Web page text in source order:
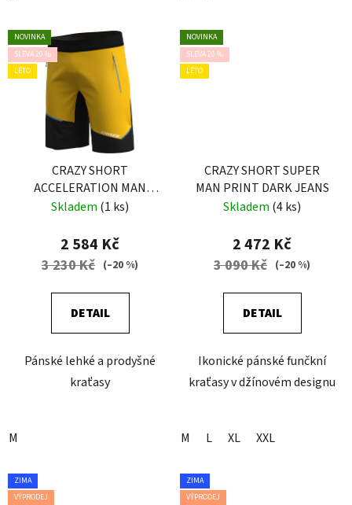
NOVINKA
SLEVA 20 %
LÉTO
CRAZY SHORT
ACCELERATION MAN
SULPHUR
Skladem (1 ks)
2 584 Kč
3 230 Kč (–20 %)
DETAIL
Pánské lehké a prodyšné
kraťasy
M
NOVINKA
SLEVA 20 %
LÉTO
CRAZY SHORT SUPER
MAN PRINT DARK JEANS
Skladem (4 ks)
2 472 Kč
3 090 Kč (–20 %)
DETAIL
Ikonické pánské funčkní
kraťasy v džínovém designu
M L XL XXL
ZIMA
VÝPRODEJ
ZIMA
VÝPRODEJ